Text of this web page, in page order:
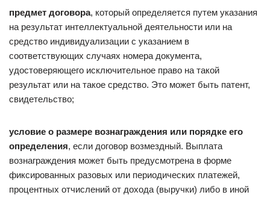
предмет договора, который определяется путем указания
на результат интеллектуальной деятельности или на
средство индивидуализации с указанием в
соответствующих случаях номера документа,
удостоверяющего исключительное право на такой
результат или на такое средство. Это может быть патент,
свидетельство;
условие о размере вознаграждения или порядке его
определения, если договор возмездный. Выплата
вознаграждения может быть предусмотрена в форме
фиксированных разовых или периодических платежей,
процентных отчислений от дохода (выручки) либо в иной